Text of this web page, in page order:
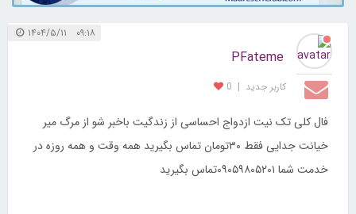
۰۹:۱۸ ۱۴۰۴/۵/۱۱
PFateme
کاربر جديد |
0
فال کلی تک نیت ازدواج احساسی از زندگیت باخبر شو از مرگ میر
خیانت جدایی فقط ۳۰تومان تماس بگیرید همه وقت و همه روزه در
خدمت شما ۰۹۰۵۹۸۰۵۲۰۱تماس بگیرید